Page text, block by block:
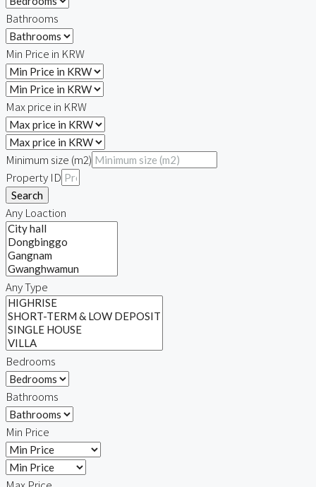
Bathrooms
Min Price in KRW
Max price in KRW
Minimum size (m2)
Property ID
Search
Any Loaction
Any Type
Bedrooms
Bathrooms
Min Price